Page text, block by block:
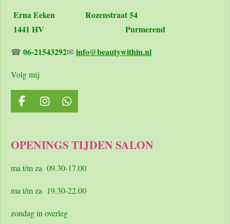
Erna Eeken Rozenstraat 54
1441 HV Purmerend
☎ 06-21543292✉ info@beautywithin.nl
Volg mij
F
a
b
o
I
n
a
r
m
W
h
s
p
OPENINGS TIJDEN SALON
ma t/m za 09.30-17.00
ma t/m za 19.30-22.00
zondag in overleg